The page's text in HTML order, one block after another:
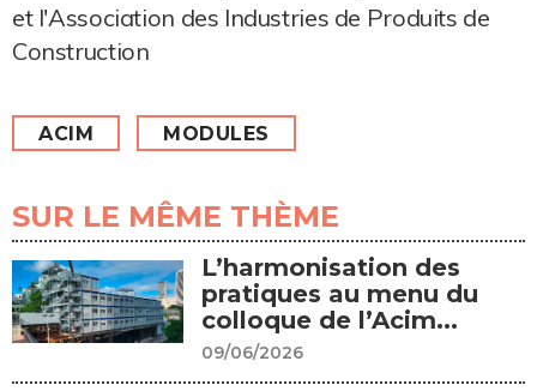
et l'Association des Industries de Produits de
Construction
ACIM MODULES
SUR LE MÊME THÈME
L’harmonisation des
pratiques au menu du
colloque de l’Acim...
09/06/2026